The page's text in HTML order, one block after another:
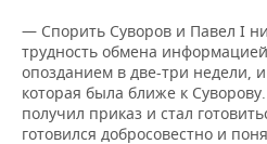
— Спорить Суворов и Павел I
трудность обмена
опозданием в две-три недели,
которая была ближе к
получил приказ и стал
готовился добросовестно и